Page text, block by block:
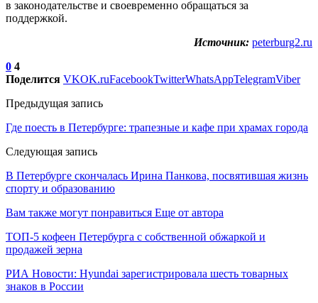
в законодательстве и своевременно обращаться за
поддержкой.
Источник: peterburg2.ru
0 4
Поделится VKOK.ruFacebookTwitterWhatsAppTelegramViber
Предыдущая запись
Где поесть в Петербурге: трапезные и кафе при храмах города
Следующая запись
В Петербурге скончалась Ирина Панкова, посвятившая жизнь
спорту и образованию
Вам также могут понравиться Еще от автора
ТОП-5 кофеен Петербурга с собственной обжаркой и
продажей зерна
РИА Новости: Hyundai зарегистрировала шесть товарных
знаков в России